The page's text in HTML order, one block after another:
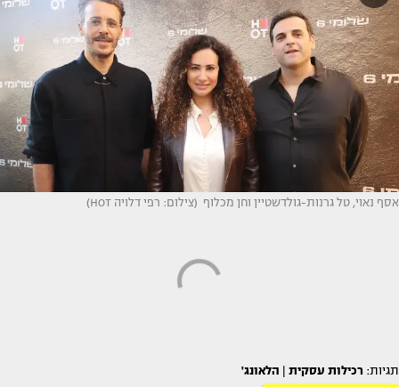
אסף נאוי, טל גרנות-גולדשטיין וחן מכלוף (צילום: רפי דלויה HOT)
תגיות: רכילות עסקית הלאונג'